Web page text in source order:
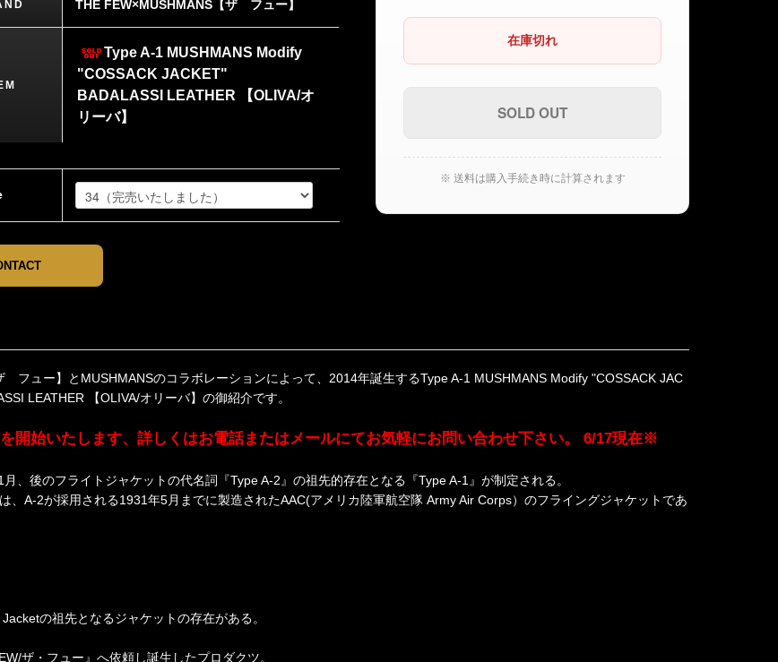
THE FEW×MUSHMANS【ザ フュー】
Type A-1 MUSHMANS Modify
"COSSACK JACKET"
BADALASSI LEATHER 【OLIVA/オ
リーバ】
在庫切れ
※ 送料は購入手続き時に計算されます
フュー】とMUSHMANSのコラボレーションによって、2014年誕生するType A-1 MUSHMANS Modify "COSSACK JAC
LEATHER 【OLIVA/オリーバ】の御紹介です。
開始いたします、詳しくはお電話またはメールにてお気軽にお問い合わせ下さい。 6/17現在※
、後のフライトジャケットの代名詞『Type A-2』の祖先的存在となる『Type A-1』が制定される。
、A-2が採用される1931年5月までに製造されたAAC(アメリカ陸軍航空隊 Army Air Corps）のフライングジャケットであ
の祖先となるジャケットの存在がある。
ザ・フュー』へ依頼し誕生したプロダクツ。